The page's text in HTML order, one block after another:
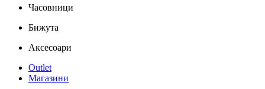
Часовници
Бижута
Аксесоари
Outlet
Магазини